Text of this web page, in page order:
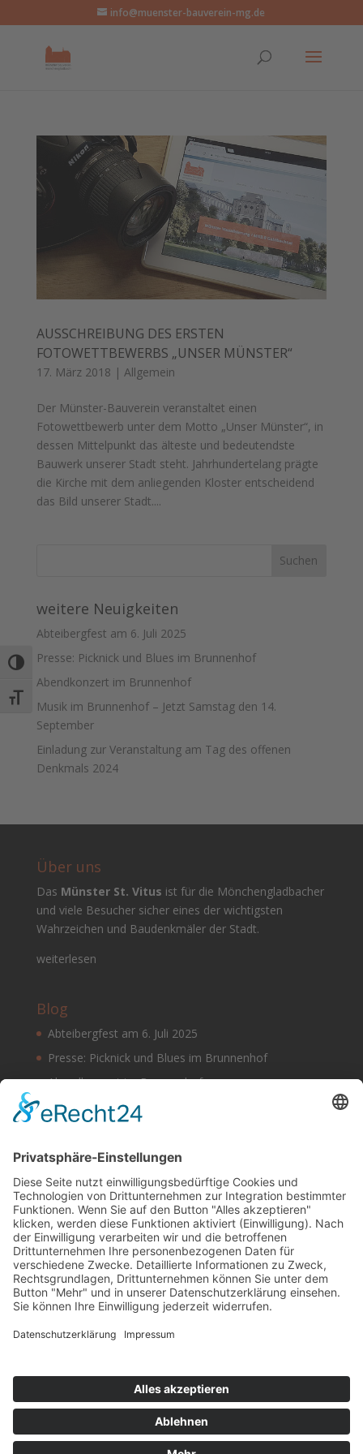
Umschalten auf hohe Kontraste
Schrift vergrößern
info@muenster-bauverein-mg.de
AUSSCHREIBUNG DES ERSTEN
FOTOWETTBEWERBS „UNSER MÜNSTER“
17. März 2018 | Allgemein
Der Münster-Bauverein veranstaltet einen
Fotowettbewerb unter dem Motto „Unser Münster“, in
dessen Mittelpunkt das älteste und bedeutendste
Bauwerk unserer Stadt steht. Jahrhundertelang prägte
die Kirche mit dem anliegenden Kloster entscheidend
das Bild unserer Stadt....
weitere Neuigkeiten
Abteibergfest am 6. Juli 2025
Presse: Picknick und Blues im Brunnenhof
Abendkonzert im Brunnenhof
Musik im Brunnenhof – Jetzt Samstag den 14.
September
Einladung zur Veranstaltung am Tag des offenen
Denkmals 2024
Über uns
Das Münster St. Vitus ist für die Mönchengladbacher
und viele Besucher sicher eines der wichtigsten
Wahrzeichen und Baudenkmäler der Stadt.
weiterlesen
Blog
Abteibergfest am 6. Juli 2025
Presse: Picknick und Blues im Brunnenhof
Abendkonzert im Brunnenhof
Musik im Brunnenhof – Jetzt Samstag den 14.
September
Einladung zur Veranstaltung am Tag des offenen
Denkmals 2024
Suchen & Finden Datenschutz
Cookie-Einstellungen
Impressum Datenschutz